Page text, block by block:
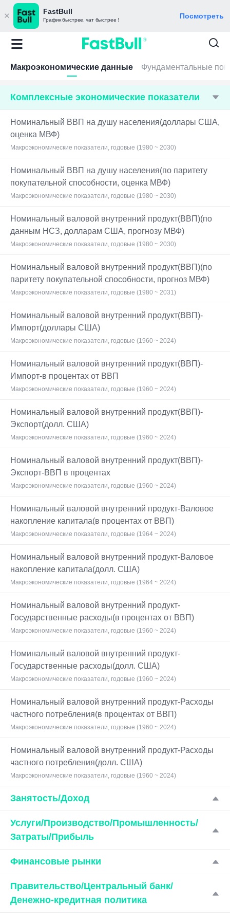
FastBull
График быстрее, чат быстрее！ Посмотреть
Макроэкономические данные Фундаментальные
Комплексные экономические показатели
Номинальный ВВП на душу населения(доллары США,
оценка МВФ)
Макроэкономические показатели, годовые (1980 ~ 2030)
Номинальный ВВП на душу населения(по паритету
покупательной способности, оценка МВФ)
Макроэкономические показатели, годовые (1980 ~ 2030)
Номинальный валовой внутренний продукт(ВВП)(по
данным НСЗ, долларам США, прогнозу МВФ)
Макроэкономические показатели, годовые (1980 ~ 2030)
Номинальный валовой внутренний продукт(ВВП)(по
паритету покупательной способности, прогноз МВФ)
Макроэкономические показатели, годовые (1980 ~ 2031)
Номинальный валовой внутренний продукт(ВВП)-
Импорт(доллары США)
Макроэкономические показатели, годовые (1960 ~ 2024)
Номинальный валовой внутренний продукт(ВВП)-
Импорт-в процентах от ВВП
Макроэкономические показатели, годовые (1960 ~ 2024)
Номинальный валовой внутренний продукт(ВВП)-
Экспорт(долл. США)
Макроэкономические показатели, годовые (1960 ~ 2024)
Номинальный валовой внутренний продукт(ВВП)-
Экспорт-ВВП в процентах
Макроэкономические показатели, годовые (1960 ~ 2024)
Номинальный валовой внутренний продукт-Валовое
накопление капитала(в процентах от ВВП)
Макроэкономические показатели, годовые (1964 ~ 2024)
Номинальный валовой внутренний продукт-Валовое
накопление капитала(долл. США)
Макроэкономические показатели, годовые (1964 ~ 2024)
Номинальный валовой внутренний продукт-
Государственные расходы(в процентах от ВВП)
Макроэкономические показатели, годовые (1960 ~ 2024)
Номинальный валовой внутренний продукт-
Государственные расходы(долл. США)
Макроэкономические показатели, годовые (1960 ~ 2024)
Номинальный валовой внутренний продукт-Расходы
частного потребления(в процентах от ВВП)
Макроэкономические показатели, годовые (1960 ~ 2024)
Номинальный валовой внутренний продукт-Расходы
частного потребления(долл. США)
Макроэкономические показатели, годовые (1960 ~ 2024)
Занятость/Доход
Услуги/Производство/Промышленность/
Затраты/Прибыль
Финансовые рынки
Правительство/Центральный банк/
Денежно-кредитная политика